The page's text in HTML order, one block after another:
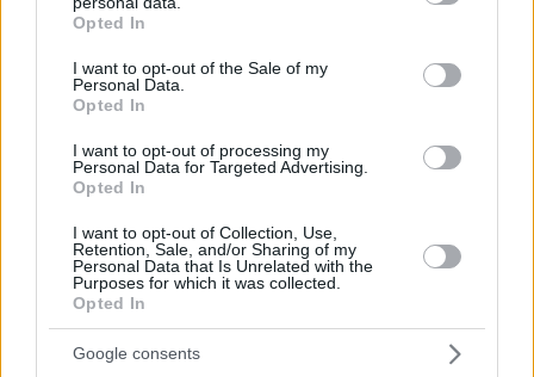
grant or deny consent to Google and its third-party tags to
use your data for below specified purposes in below Google
consent section.
Opted In
I want to opt-out of the Sale of my
Personal Data.
Opted In
I want to opt-out of processing my
Personal Data for Targeted Advertising.
Opted In
I want to opt-out of Collection, Use,
Retention, Sale, and/or Sharing of my
Personal Data that Is Unrelated with the
Purposes for which it was collected.
Opted In
Google consents
δεκαετία του '50: Τώρα, «καταβροχθίζει» τους δρόμους
της χώρας
Το ελληνικό βιβλίο που προτείνει η Dua Lipa
πριν 14 λεπτά
Νεαρός Παλαιστίνιος κλείδωσε ανήλικη στο σπίτι του
στα Χανιά, την έσωσαν οι φωνές της
Ξεχάστε σφραγίσματα και εμφυτεύματα: Η νέα
ανακάλυψη που αναγεννά τα δόντια με φυσικό τρόπο
Αυτό είναι το αυτοκίνητο που άλλαξε την ιστορία των
ρεκόρ ταχύτητας
πριν 30 λεπτά